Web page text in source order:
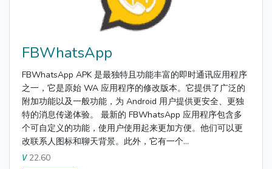
FBWhatsApp
FBWhatsApp APK 是最独特且功能丰富的即时通讯应用程序
之一，它是原始 WA 应用程序的修改版本。它提供了广泛的
附加功能以及一般功能，为 Android 用户提供更安全、更独
特的消息传递体验。 最新的 FBWhatsApp 应用程序包含多
个可自定义的功能，使用户使用起来更加方便。他们可以更
改联系人图标和聊天背景。此外，它有一个...
V22.60